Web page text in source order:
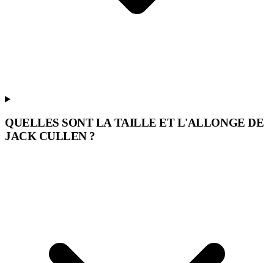
QUELLES SONT LA TAILLE ET L'ALLONGE DE
JACK CULLEN ?